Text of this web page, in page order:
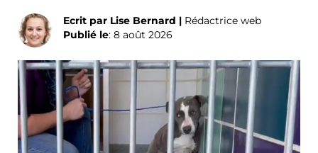
Ecrit par Lise Bernard | Rédactrice web
Publié le: 8 août 2026